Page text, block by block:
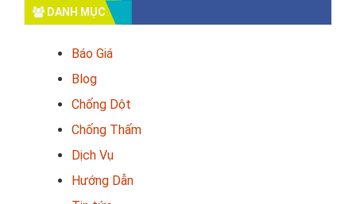
DANH MỤC
Báo Giá
Blog
Chống Dột
Chống Thấm
Dịch Vụ
Hướng Dẫn